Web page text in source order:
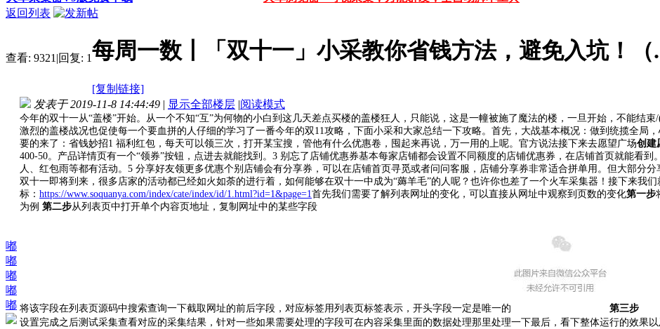
返回列表
查看: 9321 |回复: 1每周一数丨「双十一」小采教你省钱方法，避免入坑！（
[复制链接]
嘟
嘟
嘟
嘟
嘟
发表于 2019-11-8 14:44:49 | 显示全部楼层 |阅读模式
今年的双十一从“盖楼”开始。从一个不知“互”为何物的小白到这几天差点买楼的盖楼狂人，只能说，这是一幢被施了魔法的楼，一旦开始，不能结束
激烈的盖楼战况也促使每一个要血拼的人仔细的学习了一番今年的双11攻略，下面小采和大家总结一下攻略。 首先，大战基本概况： 做到统揽全局
要的来了： 省钱妙招1 福利红包，每天可以领三次，打开某宝搜，管他有什么优惠卷，囤起来再说，万一用的上呢。 官方说法接下来去愿望广场创建
400-50。 产品详情页有一个“领券”按钮，点进去就能找到。 3 别忘了店铺优惠券基本每家店铺都会设置不同额度的店铺优惠券，在店铺首页就能看到。
人、红包雨等都有活动。 5 分享好友领更多优惠个别店铺会有分享券，可以在店铺首页寻觅或者问问客服，店铺分享券非常适合拼单用。 但大部分分
双十一即将到来，很多店家的活动都已经如火如荼的进行着，如何能够在双十一中成为“薅羊毛”的人呢？也许你也差了一个火车采集器！ 接下来我们
标： https://www.soquanya.com/index/cate/index/id/1.html?id=1&page=1 首先我们需要了解列表网址的变化，可以直接从网址中观察到页数的变化第一步
为例 第二步从列表页中打开单个内容页地址，复制网址中的某些字段
将该字段在列表页源码中搜索查询一下截取网址的前后字段，对应标签用列表页标签表示，开头字段一定是唯一的
第三步
设置完成之后测试采集查看对应的采集结果，针对一些如果需要处理的字段可在内容采集里面的数据处理那里处理一下最后 ，看下整体运行的效果